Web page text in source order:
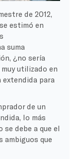
de 2012,
estimó en
suma
¿no sería
utilizado en
para
de un
lo más
se debe a que el
ambiguos que